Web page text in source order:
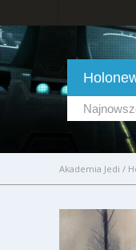
Akademia Jedi /